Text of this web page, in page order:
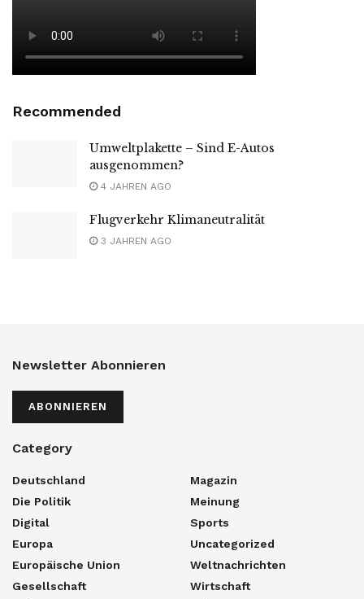
Recommended
Umweltplakette – Sind E-Autos
ausgenommen?
4 JAHREN AGO
Flugverkehr Klimaneutralität
3 JAHREN AGO
Newsletter Abonnieren
ABONNIEREN
Category
Deutschland
Die Politik
Digital
Europa
Europäische Union
Gesellschaft
Magazin
Meinung
Sports
Uncategorized
Weltnachrichten
Wirtschaft